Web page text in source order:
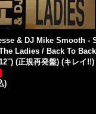
& DJ Mike Smooth -
Ladies / Back To
(正規再発盤) (キレイ!!)
)